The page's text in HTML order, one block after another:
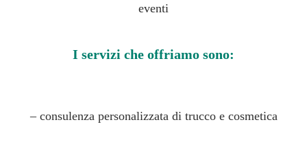
eventi
I servizi che offriamo sono:
– consulenza personalizzata di trucco e cosmetica